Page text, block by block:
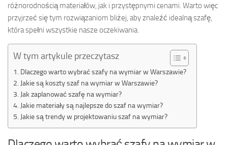
różnorodnością materiałów, jak i przystępnymi cenami. Warto więc
przyjrzeć się tym rozwiązaniom bliżej, aby znaleźć idealną szafę,
która spełni wszystkie nasze oczekiwania.
W tym artykule przeczytasz
Dlaczego warto wybrać szafy na wymiar w Warszawie?
Jakie są koszty szaf na wymiar w Warszawie?
Jak zaplanować szafę na wymiar?
Jakie materiały są najlepsze do szaf na wymiar?
Jakie są trendy w projektowaniu szaf na wymiar?